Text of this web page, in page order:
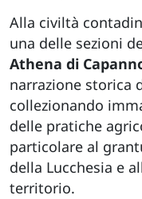
Alla civiltà
una delle sezioni
Athena di
narrazione storica
collezionando
delle pratiche
particolare al
della Lucchesia e
territorio.